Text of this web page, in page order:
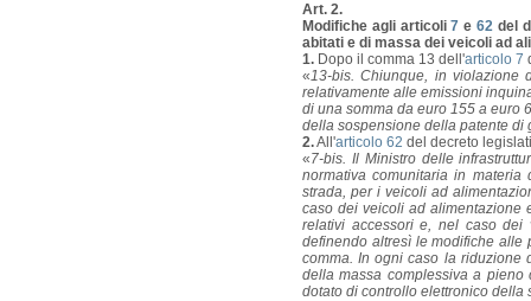
Art. 2.
Modifiche agli articoli7 e62 del
abitati e di massa dei veicoli ad
1. Dopo il comma 13 dell'articolo 7
«13-bis. Chiunque, in violazione
relativamente alle emissioni
di una somma da euro 155 a euro
della sospensione della patente di
2.All'articolo 62 del decreto
«7-bis. Il Ministro delle
normativa comunitaria in
strada, per i veicoli ad
caso dei veicoli ad alimentazione
relativi accessori e, nel caso dei
definendo altresì le modifiche alle
comma. In ogni caso la riduzione
della massa complessiva a
dotato di controllo elettronico della